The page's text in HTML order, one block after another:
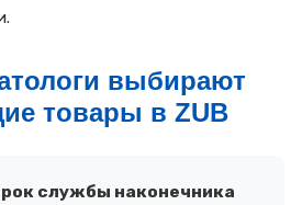
выбирают
товары в ZUB
службы наконечника